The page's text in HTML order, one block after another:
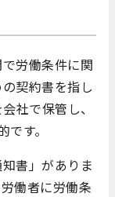
労働条件に関
契約書を指し
社で保管し、
す。
書」がありま
働者に労働条